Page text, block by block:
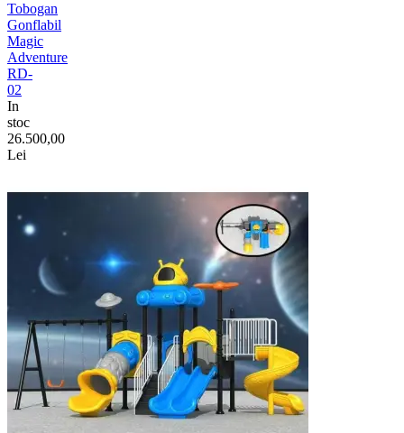
Tobogan
Gonflabil
Magic
Adventure
RD-
02
In
stoc
26.500,00
Lei